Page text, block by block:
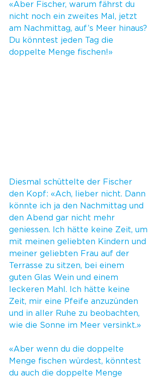
«Aber Fischer, warum fährst du
nicht noch ein zweites Mal, jetzt
am Nachmittag, auf’s Meer hinaus?
Du könntest jeden Tag die
doppelte Menge fischen!»
Diesmal schüttelte der Fischer
den Kopf: «Ach, lieber nicht. Dann
könnte ich ja den Nachmittag und
den Abend gar nicht mehr
geniessen. Ich hätte keine Zeit, um
mit meinen geliebten Kindern und
meiner geliebten Frau auf der
Terrasse zu sitzen, bei einem
guten Glas Wein und einem
leckeren Mahl. Ich hätte keine
Zeit, mir eine Pfeife anzuzünden
und in aller Ruhe zu beobachten,
wie die Sonne im Meer versinkt.»
«Aber wenn du die doppelte
Menge fischen würdest, könntest
du auch die doppelte Menge